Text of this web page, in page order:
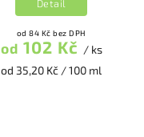
od 84 Kč bez DPH
od 102 Kč / ks
od 35,20 Kč / 100 ml
Detail